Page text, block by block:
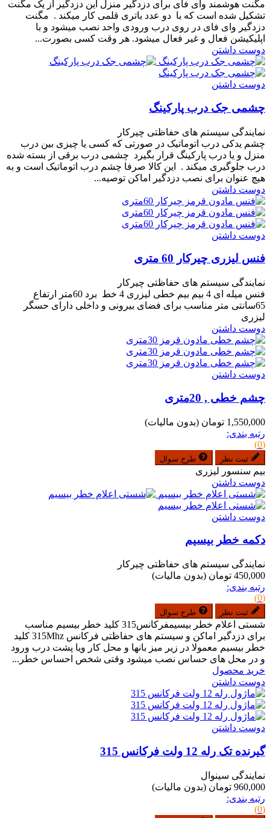
مگنت هوشمند وای فای برای دزدگیر منزل این دزدگیر از یک مگنت
تشکیل شده است که با دو عدد باتری قلمی کار میکند . مگنت
دزدگیر وای فای در روی درب ورودی واحد نصب میشود و با
اپلیکیشن فعال و غیر فعال میشود. هر وقت کسی بصورت...
دوست داشتن
دوست داشتن
چشمی جک درب پارکینگ
نمایندگی سیستم های حفاظتی چیرکار
چشم یدکی درب اتوماتیک در صورتی که کسی یا چیزی بین درب
منزل و یا درب پارکینگ قرار بگیرد چشمی درب برقی از بسته شده
درب جلوگیری میکند . این کالا صرفا چشم درب اتوماتیک است و به
هیچ عنوان برای نصب دزدگیر اماکن توصیه...
دوست داشتن
دوست داشتن
فنس لیزری چیرکار 60 متری
نمایندگی سیستم های حفاظتی چیرکار
فنس میله ای 4 بیم بیم خطی لیزری 4 خط برد 60متر ارتفاع
65سانتی متر مناسب برای فضای بیرونی و داخلی دارای حسگر
لیزری
دوست داشتن
دوست داشتن
چشم خطی , 20متری
1,550,000 تومان
(بدون مالیات)
رتبه بندی:
(0)
ثبت نظر طرح سوال
بیم سنسور لیزری
دوست داشتن
دوست داشتن
دکمه خطر بیسیم
نمایندگی سیستم های حفاظتی چیرکار
450,000 تومان
(بدون مالیات)
رتبه بندی:
(0)
ثبت نظر طرح سوال
شستی اعلام خطر بیسیمفرکانس315 کلید خطر بیسیم مناسب
برای دزدگیر اماکن و سیستم های حفاظتی فرکانس 315Mhz کلید
خطر بیسیم معمولا در زیر میز بانها و محل کار ویا پشت درب ورود
و در محل های حساس نصب میشود وقتی شخص احساس خطر...
خرید محصول
دوست داشتن
دوست داشتن
گیرنده تک رله 12 ولت فرکانس 315
نمایندگی سینوال
960,000 تومان
(بدون مالیات)
رتبه بندی:
(0)